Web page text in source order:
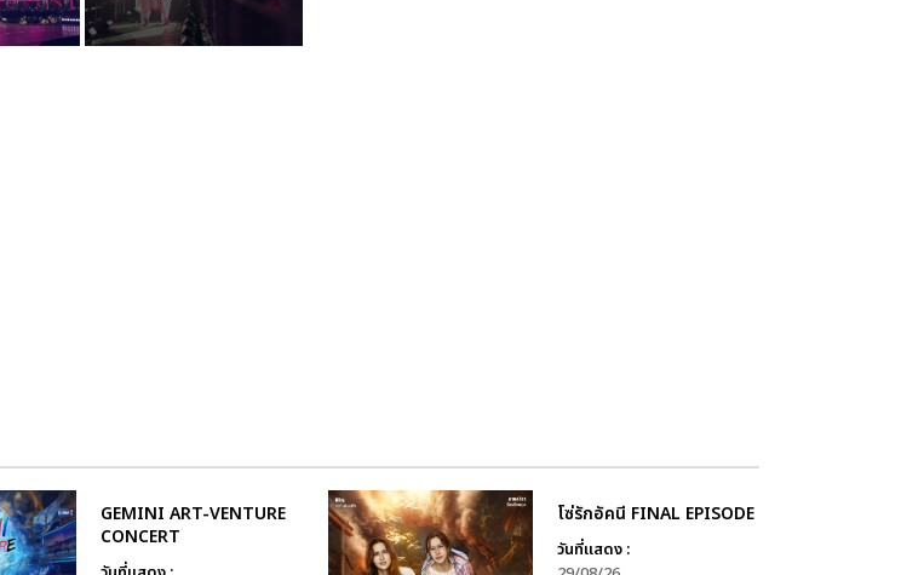
GEMINI ART-VENTURE
CONCERT
โซ่รักอัคนี FINAL EPISODE
วันที่แสดง :